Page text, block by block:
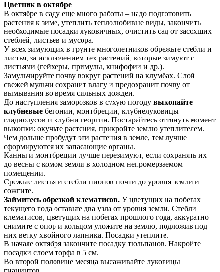
Цветник в октябре
В октябре в саду еще много работы – надо подготовить
растения к зиме, утеплить теплолюбивые виды, закончить
необходимые посадки луковичных, очистить сад от засохших
стеблей, листьев и мусора.
У всех зимующих в грунте многолетников обрежьте стебли и
листья, за исключением тех растений, которые зимуют с
листьями (гейхеры, примулы, книфофии и др.).
Замульчируйте почву вокруг растений на клумбах. Слой
свежей мульчи сохранит влагу и предохранит почву от
вымывания во время сильных дождей.
До наступления заморозков в сухую погоду выкопайте
клубневые бегонии, монтбреции, клубнелуковицы
гладиолусов и клубни георгин. Постарайтесь оттянуть момент
выкопки: окучьте растения, прикройте землю утеплителем.
Чем дольше пробудут эти растения в земле, тем лучше
сформируются их запасающие органы.
Канны и монтбреции лучше перезимуют, если сохранять их
до весны с комом земли в холодном непромерзаемом
помещении.
Срежьте листья и стебли пионов почти до уровня земли и
сожгите.
Займитесь обрезкой клематисов. У цветущих на побегах
текущего года оставьте два узла от уровня земли. Стебли
клематисов, цветущих на побегах прошлого года, аккуратно
снимите с опор и кольцом уложите на землю, подложив под
них ветку хвойного лапника. Посадки утеплите.
В начале октября закончите посадку тюльпанов. Накройте
посадки слоем торфа в 5 см.
Во второй половине месяца высаживайте луковицы